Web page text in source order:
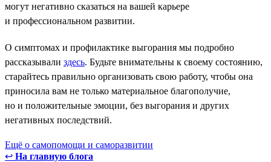
могут негативно сказаться на вашей карьере
и профессиональном развитии.
О симптомах и профилактике выгорания мы подробно
рассказывали здесь. Будьте внимательны к своему состоянию,
старайтесь правильно организовать свою работу, чтобы она
приносила вам не только материальное благополучие,
но и положительные эмоции, без выгорания и других
негативных последствий.
Ещё о самопомощи и саморазвитии
↩ На главную блога